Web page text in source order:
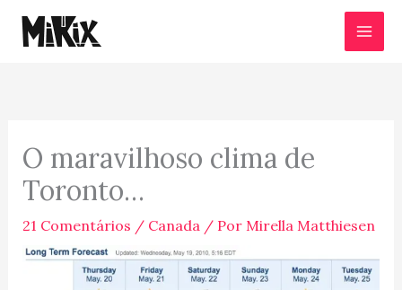
para
O maravilhoso clima de
Toronto…
21 Comentários / Canada/ Por Mirella Matthiesen